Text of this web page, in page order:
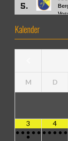
Kalender
M D
3
• • • • •
•
4
• • • • •